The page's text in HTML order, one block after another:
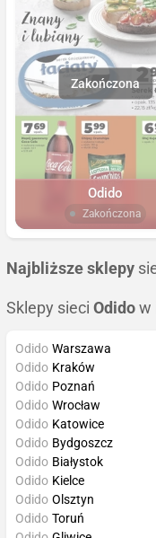
Odido
Zakończona
Najbliższe sklepy
Sklepy sieci Odido w
Odido Warszawa
Odido Kraków
Odido Poznań
Odido Wrocław
Odido Katowice
Odido Bydgoszcz
Odido Białystok
Odido Kielce
Odido Olsztyn
Odido Toruń